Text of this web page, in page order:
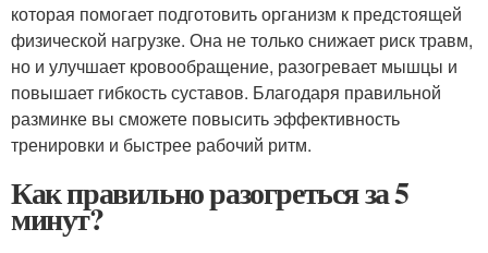
которая помогает подготовить организм к предстоящей
физической нагрузке. Она не только снижает риск травм,
но и улучшает кровообращение, разогревает мышцы и
повышает гибкость суставов. Благодаря правильной
разминке вы сможете повысить эффективность
тренировки и быстрее рабочий ритм.
Как правильно разогреться за 5
минут?